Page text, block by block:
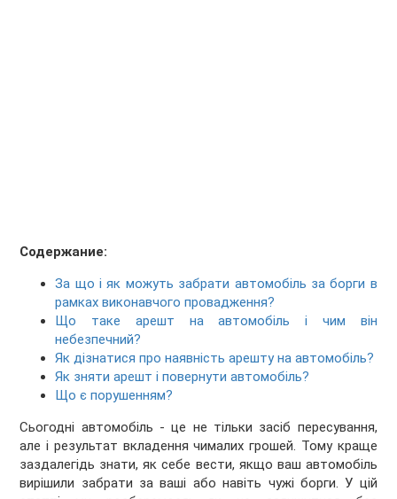
Содержание:
За що і як можуть забрати автомобіль за борги в
рамках виконавчого провадження?
Що таке арешт на автомобіль і чим він
небезпечний?
Як дізнатися про наявність арешту на автомобіль?
Як зняти арешт і повернути автомобіль?
Що є порушенням?
Сьогодні автомобіль - це не тільки засіб пересування,
але і результат вкладення чималих грошей. Тому краще
заздалегідь знати, як себе вести, якщо ваш автомобіль
вирішили забрати за ваші або навіть чужі борги. У цій